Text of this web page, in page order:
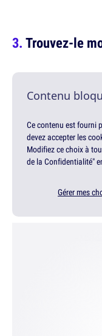
Trouvez-le
Contenu
Ce contenu est fourni
devez accepter les
Modifiez ce choix à
de la Confidentialité"
Gérer mes